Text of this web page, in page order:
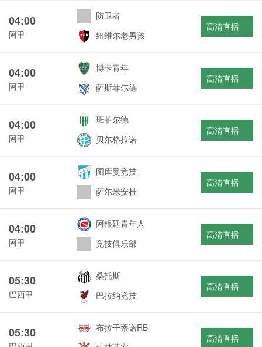
04:00
阿甲
防卫者
纽维尔老男孩
高清直播
04:00
阿甲
博卡青年
萨斯菲尔德
高清直播
04:00
阿甲
班菲尔德
贝尔格拉诺
高清直播
04:00
阿甲
图库曼竞技
萨尔米安杜
高清直播
04:00
阿甲
阿根廷青年人
竞技俱乐部
高清直播
05:30
巴西甲
桑托斯
巴拉纳竞技
高清直播
05:30
布拉干蒂诺RB
高清直播